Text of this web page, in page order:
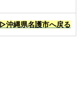
▷沖縄県名護市へ戻る